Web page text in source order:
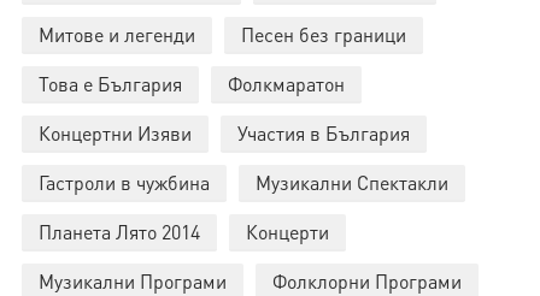
Митове и легенди
Песен без граници
Това е България
Фолкмаратон
Концертни Изяви
Участия в България
Гастроли в чужбина
Музикални Спектакли
Планета Лято 2014
Концерти
Музикални Програми
Фолклорни Програми